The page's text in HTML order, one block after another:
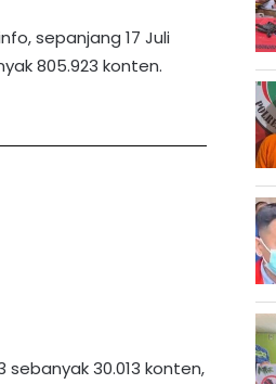
sepanjang 17 Juli
805.923 konten.
sebanyak 30.013 konten,